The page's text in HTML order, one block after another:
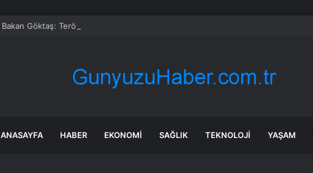
Bakan Göktaş: Terörsüz Türkiye tarihi bir adımdır
ANASAYFA HABER EKONOMI SAĞLIK TEKNOLOJI YAŞAM